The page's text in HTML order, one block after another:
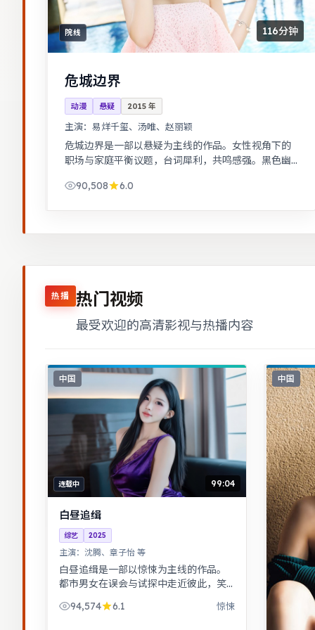
院线 116分钟
危城边界
动漫 悬疑 2015 年
主演： 易烊千玺、汤唯、赵丽颖
危城边界是一部以悬疑为主线的作品。女性视角下的
职场与家庭平衡议题，台词犀利，共鸣感强。黑色幽
90,508
6.0
热播 热门视频
最受欢迎的高清影视与热播内容
中国
连载中 99:04
白昼追缉
综艺 2025
主演： 沈腾、章子怡 等
白昼追缉是一部以惊悚为主线的作品。
都市男女在误会与试探中走近彼此，笑
情，舞台感强，视听体验突出。
94,574 6.1 惊悚
中国